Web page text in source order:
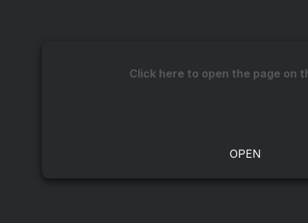
Click here to open the page on